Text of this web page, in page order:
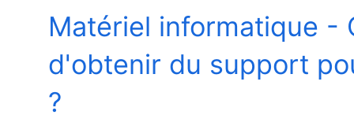
Matériel informatique -
d'obtenir du support
?